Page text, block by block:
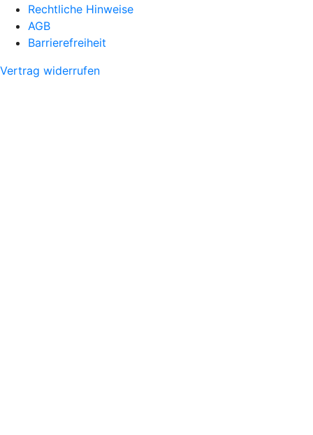
Rechtliche Hinweise
AGB
Barrierefreiheit
Vertrag widerrufen